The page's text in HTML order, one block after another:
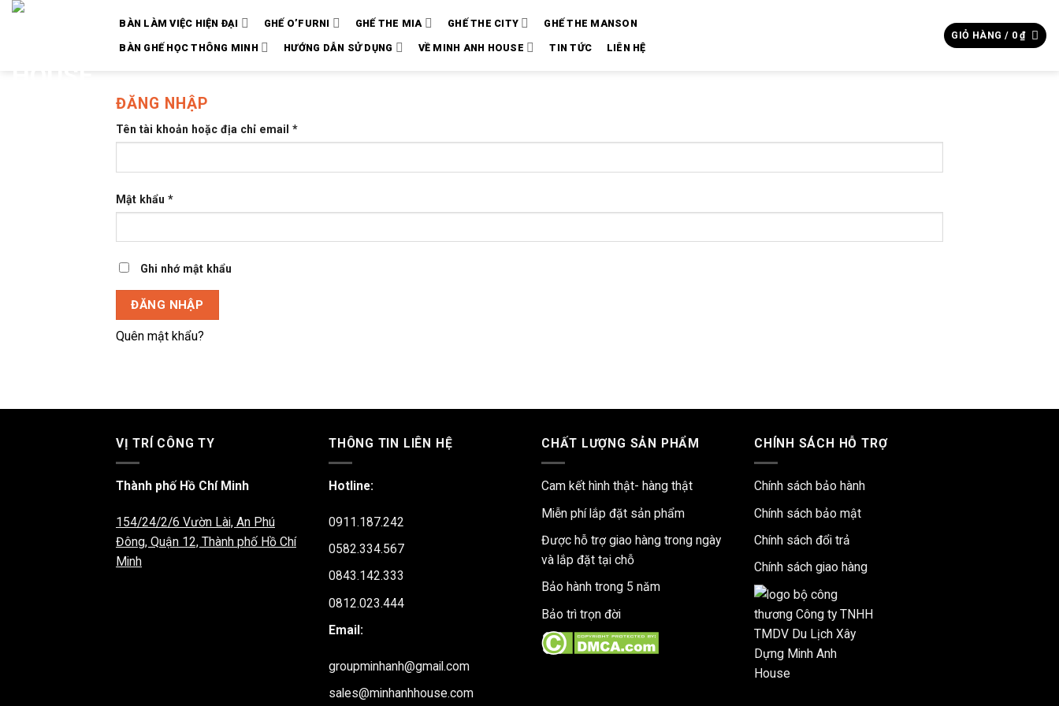
Chuyển
BÀN LÀM VIỆC HIỆN ĐẠI GHẾ O’FURNI GHẾ THE MIA GHẾ THE CITY GHẾ THE MANSON
BÀN GHẾ HỌC THÔNG MINH HƯỚNG DẪN SỬ DỤNG VỀ MINH ANH HOUSE TIN TỨC LIÊN HỆ
GIỎ HÀNG / 0₫
ĐĂNG NHẬP
Tên tài khoản hoặc địa chỉ email *
Mật khẩu *
Ghi nhớ mật khẩu
ĐĂNG NHẬP
Quên mật khẩu?
VỊ TRÍ CÔNG TY
Thành phố Hồ Chí Minh
154/24/2/6 Vườn Lài, An Phú
Đông, Quận 12, Thành phố Hồ Chí
Minh
THÔNG TIN LIÊN HỆ
Hotline:
0911.187.242
0582.334.567
0843.142.333
0812.023.444
Email:
groupminhanh@gmail.com
sales@minhanhhouse.com
CHẤT LƯỢNG SẢN PHẨM
Cam kết hình thật- hàng thật
Miễn phí lắp đặt sản phẩm
Được hỗ trợ giao hàng trong ngày
và lắp đặt tại chỗ
Bảo hành trong 5 năm
Bảo trì trọn đời
CHÍNH SÁCH HỖ TRỢ
Chính sách bảo hành
Chính sách bảo mật
Chính sách đổi trả
Chính sách giao hàng